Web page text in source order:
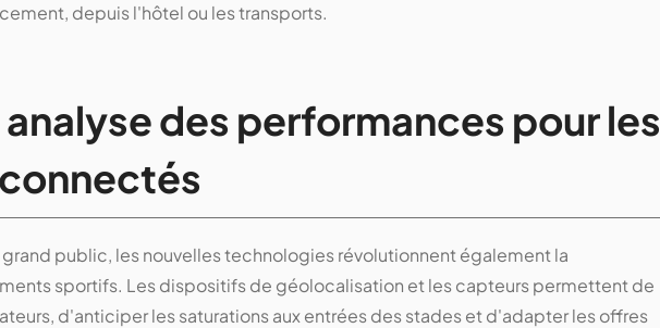
depuis l'hôtel ou les transports.
des performances pour les
public, les nouvelles technologies révolutionnent également la
sportifs. Les dispositifs de géolocalisation et les capteurs permettent de
d'anticiper les saturations aux entrées des stades et d'adapter les offres